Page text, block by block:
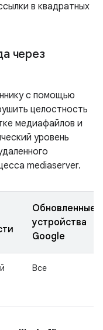
в квадратных
через
с помощью
целостность
медиафайлов и
уровень
mediaserver.
Обновленные
устройства
Google
Все